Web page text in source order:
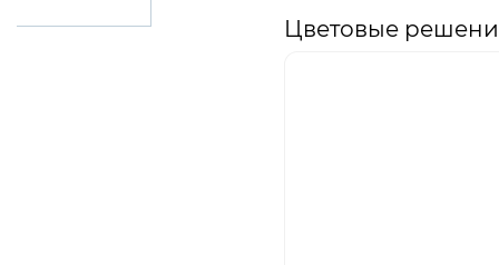
Цветовые